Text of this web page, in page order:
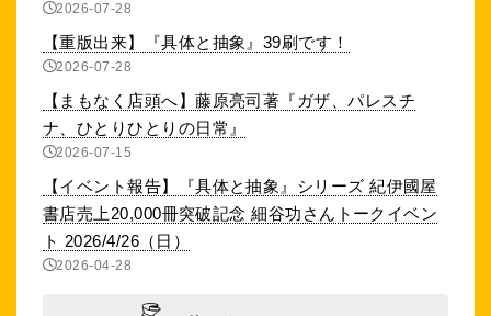
2026-07-28
【重版出来】『具体と抽象』39刷です！
2026-07-28
【まもなく店頭へ】藤原亮司著『ガザ、パレスチ
ナ、ひとりひとりの日常』
2026-07-15
【イベント報告】『具体と抽象』シリーズ 紀伊國屋
書店売上20,000冊突破記念 細谷功さんトークイベン
ト 2026/4/26（日）
2026-04-28